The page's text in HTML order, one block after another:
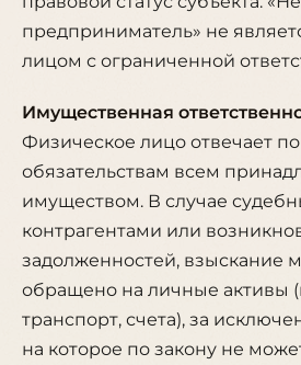
предприниматель» не
лицом с ограниченной
Имущественная
Физическое лицо отвечает
обязательствам всем
имуществом. В случае
контрагентами или
задолженностей, взыскание
обращено на личные активы
транспорт, счета), за
на которое по закону не